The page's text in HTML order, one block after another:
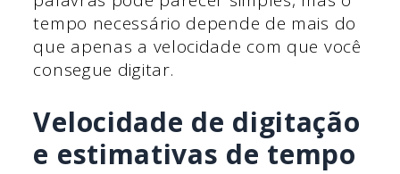
tempo necessário depende de mais do
que apenas a velocidade com que você
consegue digitar.
Velocidade de digitação
e estimativas de tempo